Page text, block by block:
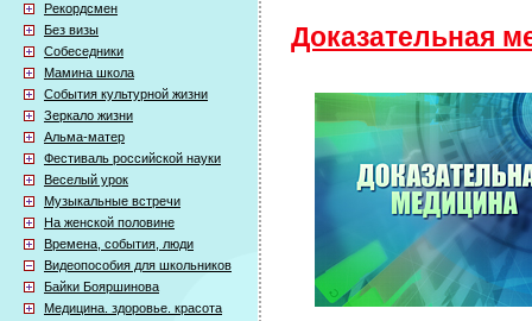
Рекордсмен
Без визы
Собеседники
Мамина школа
События культурной жизни
Зеркало жизни
Альма-матер
Фестиваль российской науки
Веселый урок
Музыкальные встречи
На женской половине
Времена, события, люди
Видеопособия для школьников
Байки Бояршинова
Медицина. здоровье. красота
Доказательная